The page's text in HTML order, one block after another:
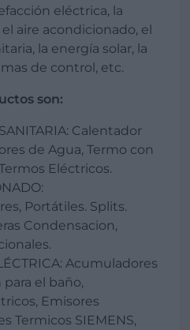
eléctrica, la
aire acondicionado, el
la energía solar, la
de control, etc.
son:
Calentador
de Agua, Termo con
Eléctricos.
Portátiles. Splits.
Condensacion,
Acumuladores
para el baño,
Emisores
Termicos SIEMENS,